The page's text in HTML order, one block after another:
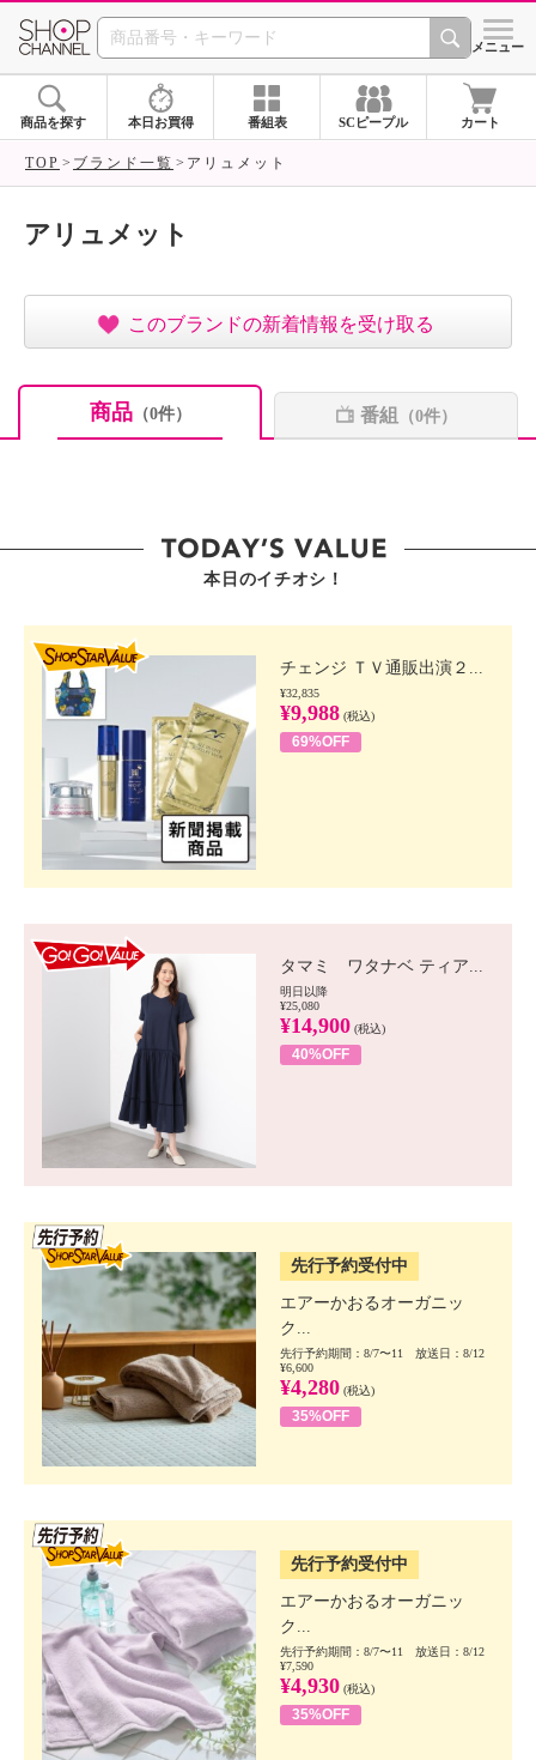
SHOP CHANNEL ショッ
メニュー
商品を探す 本日お買得 番組表 SCピープル カート
TOP ブランド一覧 アリュメット
アリュメット
このブランドの新着情報を受け取る
商品（0件） 番組 （0件）
本日のイチオシ！
チェンジ ＴＶ通販出演２...
¥32,835
¥9,988 (税込)
69%OFF
タマミ ワタナベ ティア...
明日以降
¥25,080
¥14,900 (税込)
40%OFF
先行予約受付中
エアーかおるオーガニッ
ク...
先行予約期間：8/7〜11 放送日：8/12
¥6,600
¥4,280 (税込)
35%OFF
先行予約受付中
エアーかおるオーガニッ
ク...
先行予約期間：8/7〜11 放送日：8/12
¥7,590
¥4,930 (税込)
35%OFF